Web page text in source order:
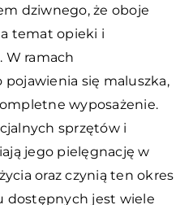
dziwnego, że oboje
temat opieki i
W ramach
się maluszka,
wyposażenie.
sprzętów i
jego pielęgnację w
oraz czynią ten okres
dostępnych jest wiele